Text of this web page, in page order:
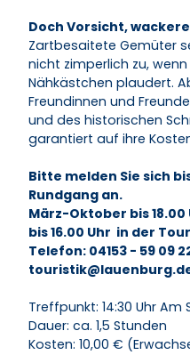
Doch Vorsicht,
Zartbesaitete Gemüter
nicht zimperlich zu,
Nähkästchen plaudert.
Freundinnen und
und des historischen
garantiert auf ihre
Bitte melden Sie sich
Rundgang an.
März-Oktober bis
bis 16.00 Uhr in der
Telefon: 04153 - 59 09
Treffpunkt: 14:30 Uhr
Dauer: ca. 1,5 Stunden
Kosten: 10,00 €